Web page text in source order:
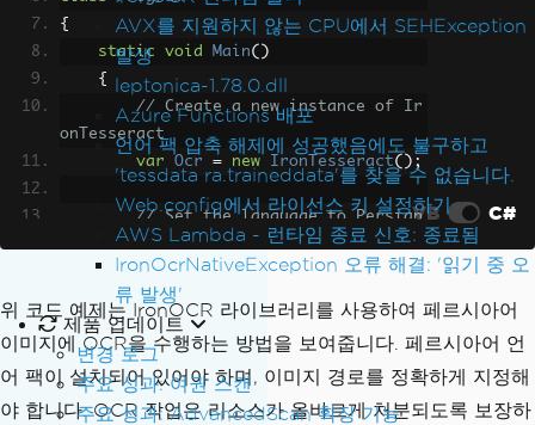
AVX를 지원하지 않는 CPU에서 SEHException
발생
leptonica-1.78.0.dll
Azure Functions 배포
언어 팩 압축 해제에 성공했음에도 불구하고
'tessdata ra.traineddata'를 찾을 수 없습니다.
Web.config에서 라이선스 키 설정하기
AWS Lambda - 런타임 종료 신호: 종료됨
IronOcrNativeException 오류 해결: '읽기 중 오
류 발생'
제품 업데이트
변경 로그
주요 성과: 여권 스캔
주요 성과: AdvancedScan 확장 기능
{
static
void Main()
{
// Create a new instance of Ir
onTesseract
var
Ocr = new IronTesseract();
// Set the language to Persian
Ocr .Language OcrLanguage. Per
sian;
// Load input image or PDF fil
e
        using
(var Input = new
OcrInpu
t(@"images\Persian.png"))
VB C#
위 코드 예제는 IronOCR 라이브러리를 사용하여 페르시아어
이미지에 OCR을 수행하는 방법을 보여줍니다. 페르시아어 언
어 팩이 설치되어 있어야 하며, 이미지 경로를 정확하게 지정해
야 합니다. OCR 작업은 리소스가 올바르게 처분되도록 보장하